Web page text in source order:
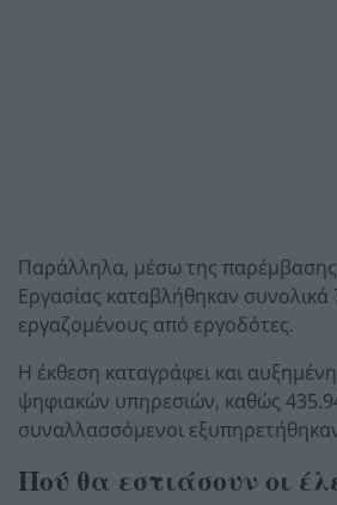
Παράλληλα, μέσω της
Εργασίας καταβλήθηκαν
εργαζομένους από εργοδότες.
Η έκθεση καταγράφει και
ψηφιακών υπηρεσιών, καθώς
συναλλασσόμενοι
Πού θα εστιάσουν οι